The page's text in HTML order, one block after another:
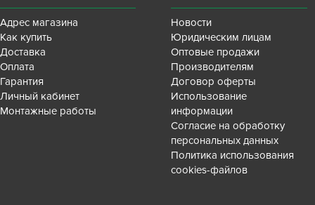
Адрес магазина
Как купить
Доставка
Оплата
Гарантия
Личный кабинет
Монтажные работы
Новости
Юридическим лицам
Оптовые продажи
Производителям
Договор оферты
Использование
информации
Согласие на обработку
персональных данных
Политика использования
cookies-файлов